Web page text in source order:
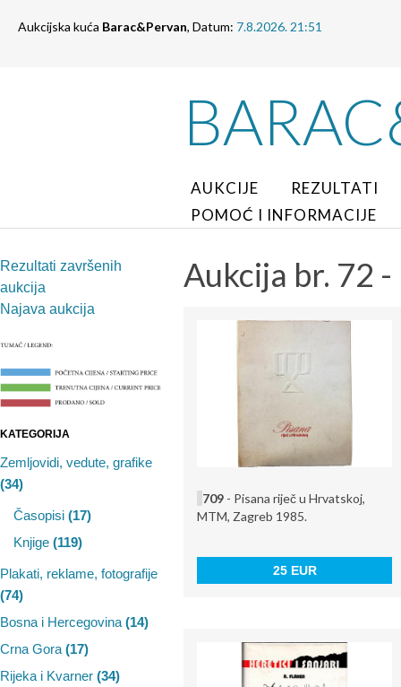
Aukcijska kuća Barac&Pervan, Datum: 7.8.2026. 21:51
AUKCIJE
REZULTATI
POMOĆ I INFORMACIJE
Rezultati završenih
aukcija
Najava aukcija
KATEGORIJA
Zemljovidi, vedute, grafike
(34)
Časopisi (17)
Knjige (119)
Plakati, reklame, fotografije
(74)
Bosna i Hercegovina (14)
Crna Gora (17)
Rijeka i Kvarner (34)
Aukcija br. 72
709 - Pisana riječ u Hrvatskoj,
MTM, Zagreb 1985.
25 EUR